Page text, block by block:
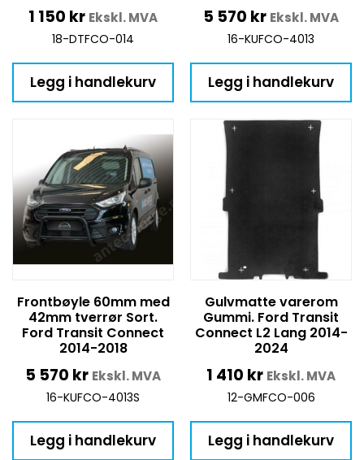
1 150 kr Ekskl. MVA
18-DTFCO-014
Legg i handlekurv
5 570 kr Ekskl. MVA
16-KUFCO-4013
Legg i handlekurv
Frontbøyle 60mm med
42mm tverrør Sort.
Ford Transit Connect
2014-2018
5 570 kr Ekskl. MVA
16-KUFCO-4013S
Legg i handlekurv
Gulvmatte varerom
Gummi. Ford Transit
Connect L2 Lang 2014-
2024
1 410 kr Ekskl. MVA
12-GMFCO-006
Legg i handlekurv